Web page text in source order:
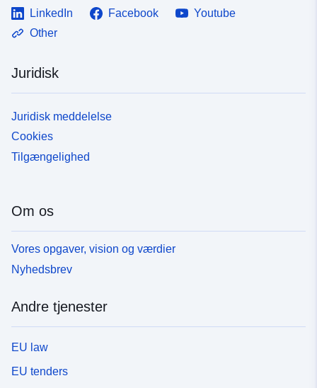
LinkedIn Facebook
Youtube
Other
Juridisk
Juridisk meddelelse
Cookies
Tilgængelighed
Om os
Vores opgaver, vision og værdier
Nyhedsbrev
Andre tjenester
EU law
EU tenders